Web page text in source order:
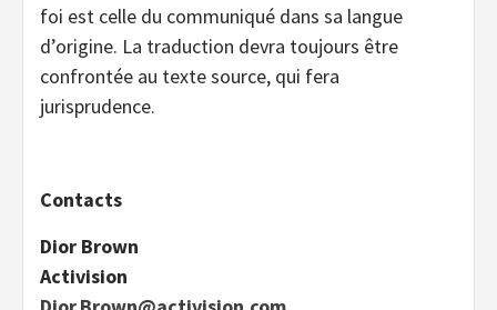
foi est celle du communiqué dans sa langue
d’origine. La traduction devra toujours être
confrontée au texte source, qui fera
jurisprudence.
Contacts
Dior Brown
Activision